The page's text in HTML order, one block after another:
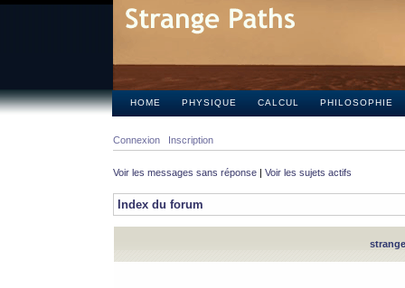
HOME PHYSIQUE CALCUL PHILOSOPHIE
Connexion Inscription
Voir les messages sans réponse | Voir les sujets actifs
Index du forum